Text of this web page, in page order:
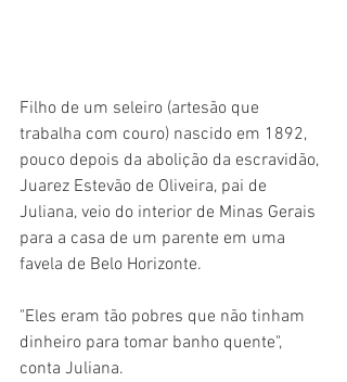
Filho de um seleiro (artesão que
trabalha com couro) nascido em 1892,
pouco depois da abolição da escravidão,
Juarez Estevão de Oliveira, pai de
Juliana, veio do interior de Minas Gerais
para a casa de um parente em uma
favela de Belo Horizonte.
"Eles eram tão pobres que não tinham
dinheiro para tomar banho quente",
conta Juliana.